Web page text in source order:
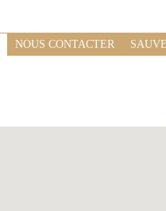
NOUS CONTACTER